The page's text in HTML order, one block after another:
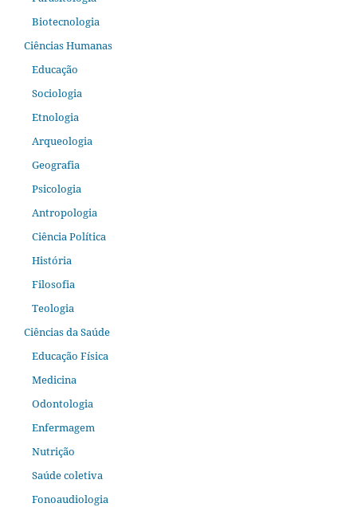
Biotecnologia
Ciências Humanas
Educação
Sociologia
Etnologia
Arqueologia
Geografia
Psicologia
Antropologia
Ciência Política
História
Filosofia
Teologia
Ciências da Saúde
Educação Física
Medicina
Odontologia
Enfermagem
Nutrição
Saúde coletiva
Fonoaudiologia